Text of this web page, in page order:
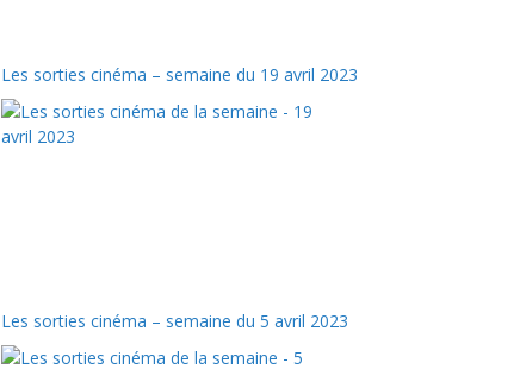
Les sorties cinéma – semaine du 19 avril 2023
Les sorties cinéma – semaine du 5 avril 2023